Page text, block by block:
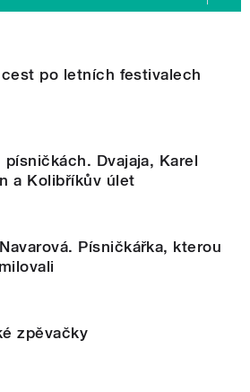
cest po letních festivalech
písničkách. Dvajaja, Karel
a Kolibříkův úlet
Písničkářka, kterou
zpěvačky